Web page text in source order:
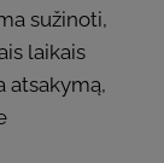
sužinoti,
laikais
atsakymą,